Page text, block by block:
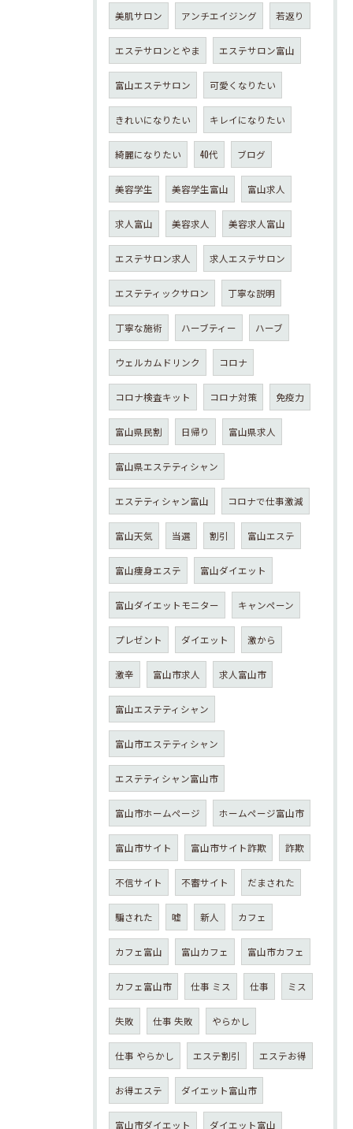
美肌サロン アンチエイジング 若返り
エステサロンとやま エステサロン富山
富山エステサロン 可愛くなりたい
きれいになりたい キレイになりたい
綺麗になりたい 40代 ブログ
美容学生 美容学生富山 富山求人
求人富山 美容求人 美容求人富山
エステサロン求人 求人エステサロン
エステティックサロン 丁寧な説明
丁寧な施術 ハーブティー ハーブ
ウェルカムドリンク コロナ
コロナ検査キット コロナ対策 免疫力
富山県民割 日帰り 富山県求人
富山県エステティシャン
エステティシャン富山 コロナで仕事激減
富山天気 当選 割引 富山エステ
富山痩身エステ 富山ダイエット
富山ダイエットモニター キャンペーン
プレゼント ダイエット 激から
激辛 富山市求人 求人富山市
富山エステティシャン
富山市エステティシャン
エステティシャン富山市
富山市ホームページ ホームページ富山市
富山市サイト 富山市サイト詐欺 詐欺
不信サイト 不審サイト だまされた
騙された 嘘 新人 カフェ
カフェ富山 富山カフェ 富山市カフェ
カフェ富山市 仕事 ミス 仕事 ミス
失敗 仕事 失敗 やらかし
仕事 やらかし エステ割引 エステお得
お得エステ ダイエット富山市
富山市ダイエット ダイエット富山